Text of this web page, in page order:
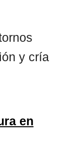
y cría
en